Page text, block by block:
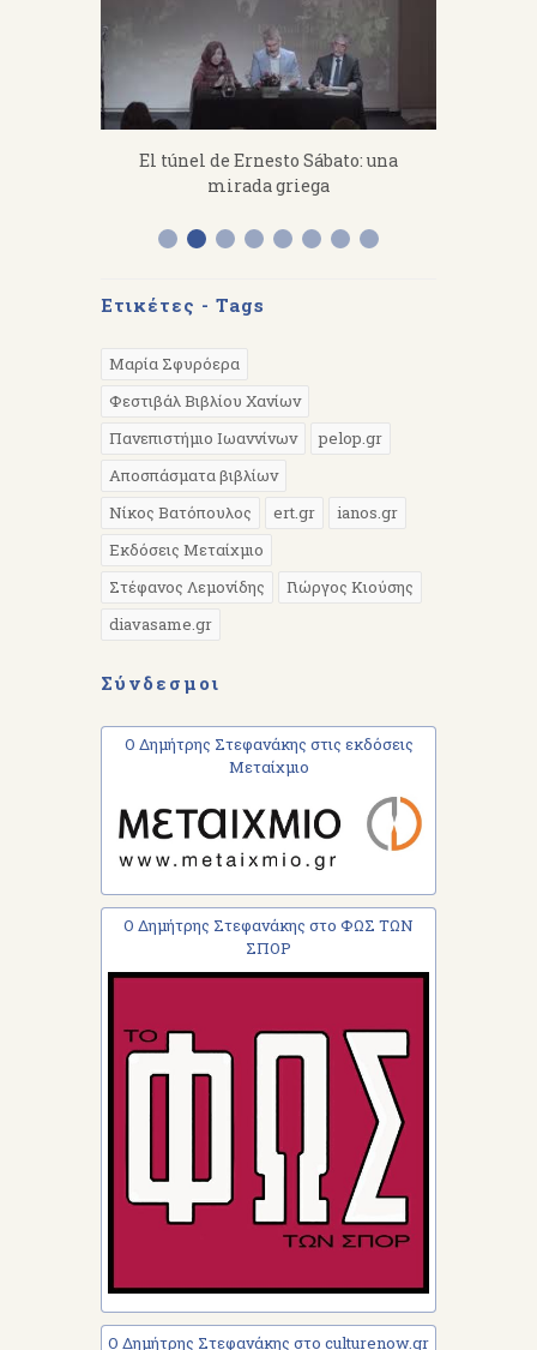
El túnel de Ernesto Sábato: una
mirada griega
Ετικέτες - Tags
Μαρία Σφυρόερα
Φεστιβάλ Βιβλίου Χανίων
Πανεπιστήμιο Ιωαννίνων
pelop.gr
Αποσπάσματα βιβλίων
Νίκος Βατόπουλος
ert.gr
ianos.gr
Εκδόσεις Μεταίχμιο
Στέφανος Λεμονίδης
Γιώργος Κιούσης
diavasame.gr
Σύνδεσμοι
Ο Δημήτρης Στεφανάκης στις εκδόσεις
Μεταίχμιο
Ο Δημήτρης Στεφανάκης στο ΦΩΣ ΤΩΝ
ΣΠΟΡ
Ο Δημήτρης Στεφανάκης στο culturenow.gr